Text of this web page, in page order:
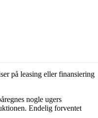
på leasing eller finansiering
nogle ugers
Endelig forventet